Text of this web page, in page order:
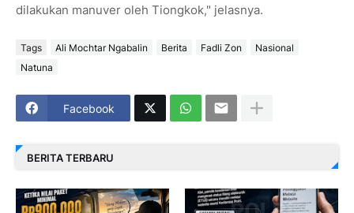
dilakukan manuver oleh Tiongkok," jelasnya.
Tags Ali Mochtar Ngabalin Berita Fadli Zon
Nasional
Natuna
Facebook
BERITA TERBARU